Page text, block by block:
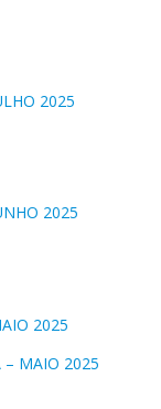
2025
2025
2025
– MAIO 2025